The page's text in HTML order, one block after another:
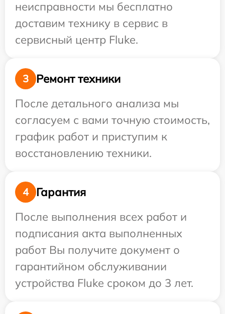
неисправности мы бесплатно
доставим технику в сервис в
сервисный центр Fluke.
3
Ремонт техники
После детального анализа мы
согласуем с вами точную стоимость,
график работ и приступим к
восстановлению техники.
4
Гарантия
После выполнения всех работ и
подписания акта выполненных
работ Вы получите документ о
гарантийном обслуживании
устройства Fluke сроком до 3 лет.